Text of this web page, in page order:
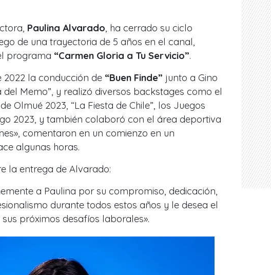
Paulina Alvarado , ha cerrado su ciclo
de una trayectoria de 5 años en el canal,
programa “Carmen Gloria a Tu Servicio”.
2022 la conducción de “Buen Finde” junto a Gino
del Memo”, y realizó diversos backstages como el
Olmué 2023, “La Fiesta de Chile”, los Juegos
2023, y también colaboró con el área deportiva
comentaron en un comienzo en un
algunas horas.
la entrega de Alvarado:
a Paulina por su compromiso, dedicación,
durante todos estos años y le desea el
próximos desafíos laborales».